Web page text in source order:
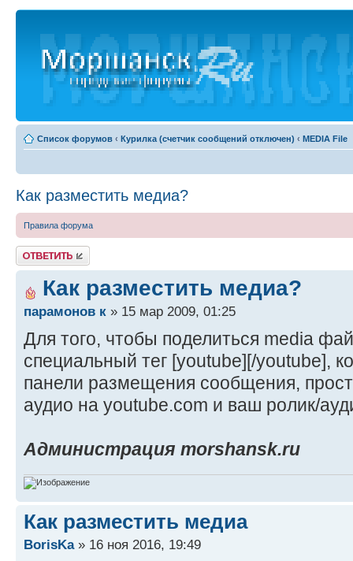
Список форумов ‹ Курилка (счетчик сообщений отключен) ‹ MEDIA File
Как разместить медиа?
Правила форума
Ответить
Как разместить медиа?
парамонов к » 15 мар 2009, 01:25
Для того, чтобы поделиться media
специальный тег [youtube][/youtube],
панели размещения сообщения,
аудио на youtube.com и ваш ролик/
Администрация morshansk.ru
Как разместить медиа
BorisKa» 16 ноя 2016, 19:49